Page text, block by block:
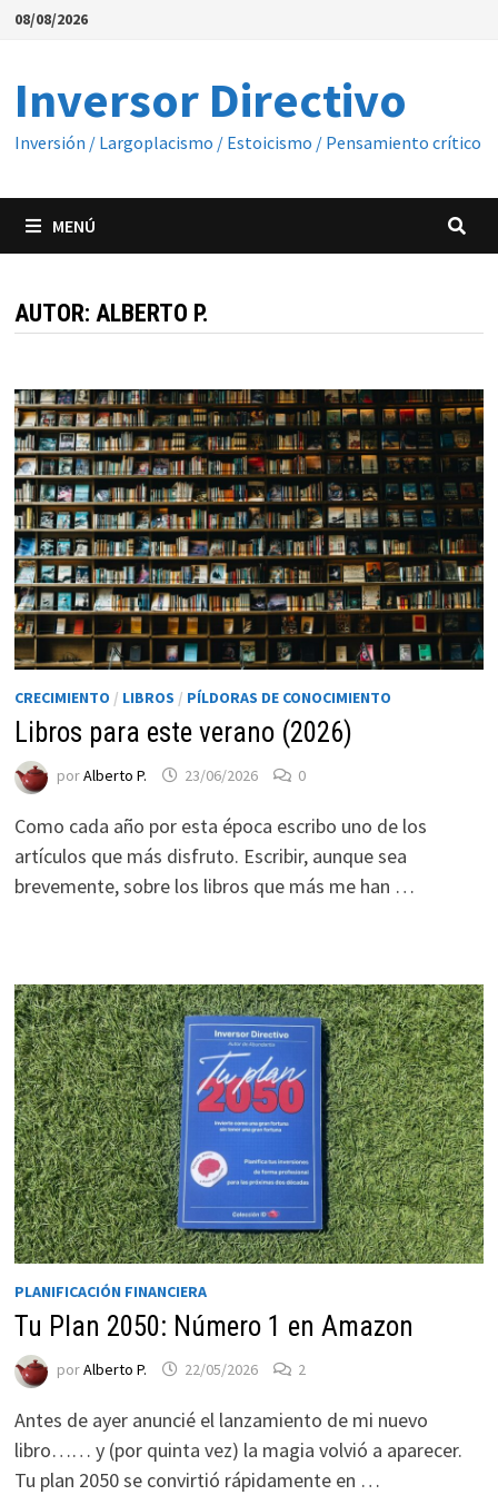
Saltar
08/08/2026
Inversor Directivo
Inversión / Largoplacismo / Estoicismo / Pensamiento crítico
MENÚ
AUTOR: ALBERTO P.
CRECIMIENTO / LIBROS / PÍLDORAS DE CONOCIMIENTO
Libros para este verano (2026)
porAlberto P. 23/06/2026 0
Como cada año por esta época escribo uno de los
artículos que más disfruto. Escribir, aunque sea
brevemente, sobre los libros que más me han …
PLANIFICACIÓN FINANCIERA
Tu Plan 2050: Número 1 en Amazon
porAlberto P. 22/05/2026 2
Antes de ayer anuncié el lanzamiento de mi nuevo
libro…… y (por quinta vez) la magia volvió a aparecer.
Tu plan 2050 se convirtió rápidamente en …
Necesarias
Estas
cookies no
opcionales.
funcione la
web.
Estadísticas
Para que
podamos
mejorar la
funcionalidad
y estructura
de la web, en
base a cómo
se usa la web.
Experiencia
Para que
nuestra web
funcione lo